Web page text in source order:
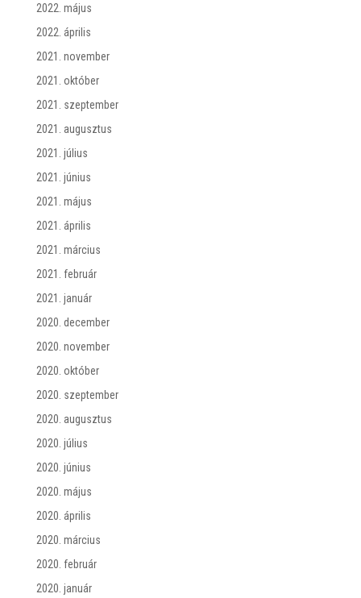
2022. május
2022. április
2021. november
2021. október
2021. szeptember
2021. augusztus
2021. július
2021. június
2021. május
2021. április
2021. március
2021. február
2021. január
2020. december
2020. november
2020. október
2020. szeptember
2020. augusztus
2020. július
2020. június
2020. május
2020. április
2020. március
2020. február
2020. január